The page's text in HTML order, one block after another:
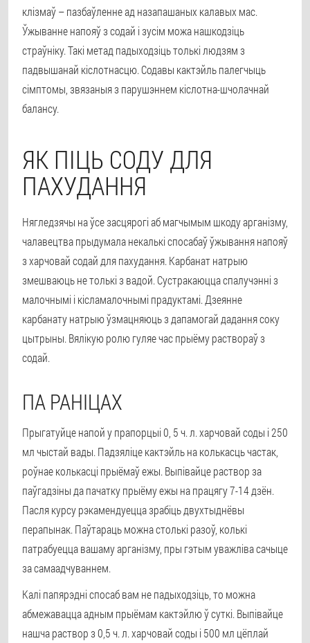
клізмаў – пазбаўленне ад назапашаных калавых мас.
Ўжыванне напояў з содай і зусім можа нашкодзіць
страўніку. Такі метад падыходзіць толькі людзям з
падвышанай кіслотнасцю. Содавы кактэйль палегчыць
сімптомы, звязаныя з парушэннем кіслотна-шчолачнай
балансу.
ЯК ПІЦЬ СОДУ ДЛЯ
ПАХУДАННЯ
Нягледзячы на ўсе засцярогі аб магчымым шкоду арганізму,
чалавецтва прыдумала некалькі спосабаў ўжывання напояў
з харчовай содай для пахудання. Карбанат натрыю
змешваюць не толькі з вадой. Сустракаюцца спалучэнні з
малочнымі і кісламалочнымі прадуктамі. Дзеянне
карбанату натрыю ўзмацняюць з дапамогай дадання соку
цытрыны. Вялікую ролю гуляе час прыёму раствораў з
содай.
ПА РАНІЦАХ
Прыгатуйце напой у прапорцыі 0, 5 ч. л. харчовай соды і 250
мл чыстай вады. Падзяліце кактэйль на колькасць частак,
роўнае колькасці прыёмаў ежы. Выпівайце раствор за
паўгадзіны да пачатку прыёму ежы на працягу 7-14 дзён.
Пасля курсу рэкамендуецца зрабіць двухтыднёвы
перапынак. Паўтараць можна столькі разоў, колькі
патрабуецца вашаму арганізму, пры гэтым уважліва сачыце
за самаадчуваннем.
Калі папярэдні спосаб вам не падыходзіць, то можна
абмежавацца адным прыёмам кактэйлю ў суткі. Выпівайце
нашча раствор з 0,5 ч. л. харчовай соды і 500 мл цёплай